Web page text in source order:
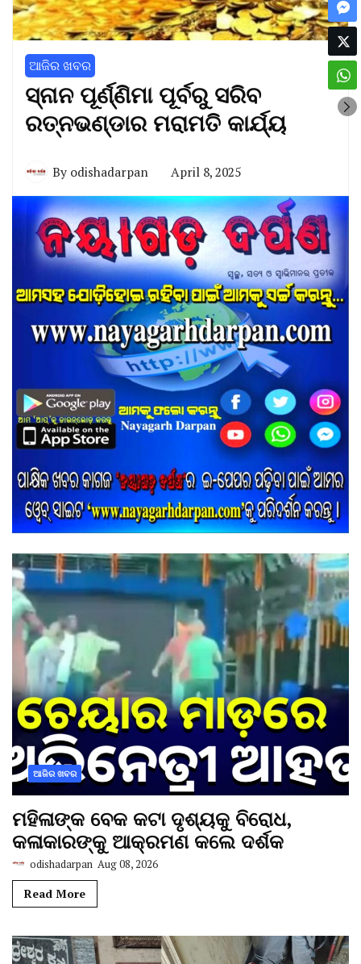
ଆଜିର ଖବର
ସ୍ନାନ ପୂର୍ଣ୍ଣିମା ପୂର୍ବରୁ ସରିବ
ରତ୍ନଭଣ୍ଡାର ମରାମତି କାର୍ଯ୍ୟ
By odishadarpan April 8, 2025
ଆଜିର ଖବର
ମହିଳାଙ୍କ ବେକ କଟା ଦୃଶ୍ୟକୁ ବିରୋଧ,
କଳାକାରଙ୍କୁ ଆକ୍ରମଣ କଲେ ଦର୍ଶକ
odishadarpan Aug 08, 2026
Read More